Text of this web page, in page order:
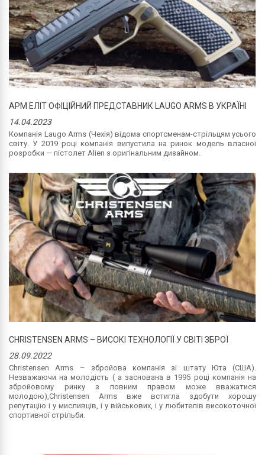
АРМ ЕЛІТ ОФІЦІЙНИЙ ПРЕДСТАВНИК LAUGO ARMS В УКРАЇНІ
14.04.2023
Компанія Laugo Arms (Чехія) відома спортсменам-стрільцям усього
світу. У 2019 році компанія випустила на ринок модель власної
розробки — пістолет Alien з оригінальним дизайном.
CHRISTENSEN ARMS – ВИСОКІ ТЕХНОЛОГІЇ У СВІТІ ЗБРОЇ
28.09.2022
Christensen Arms – збройова компанія зі штату Юта (США).
Незважаючи на молодість ( а заснована в 1995 році компанія на
збройовому ринку з повним правом може вважатися
молодою),Christensen Arms вже встигла здобути хорошу
репутацію і у мисливців, і у військових, і у любителів високоточної
спортивної стрільби.